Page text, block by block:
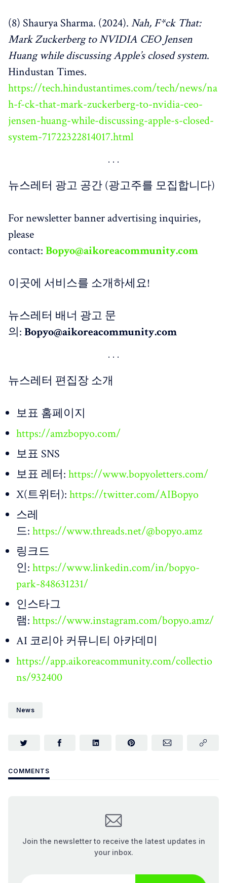
(8) Shaurya Sharma. (2024). Nah, F*ck That:
Mark Zuckerberg to NVIDIA CEO Jensen
Huang while discussing Apple’s closed system.
Hindustan Times.
https://tech.hindustantimes.com/tech/news/na
h-f-ck-that-mark-zuckerberg-to-nvidia-ceo-
jensen-huang-while-discussing-apple-s-closed-
system-71722322814017.html
뉴스레터 광고 공간 (광고주를 모집합니다)
For newsletter banner advertising inquiries,
please
contact: Bopyo@aikoreacommunity.com
이곳에 서비스를 소개하세요!
뉴스레터 배너 광고 문
의: Bopyo@aikoreacommunity.com
뉴스레터 편집장 소개
보표 홈페이지
https://amzbopyo.com/
보표 SNS
보표 레터: https://www.bopyoletters.com/
X(트위터): https://twitter.com/AIBopyo
스레
드: https://www.threads.net/@bopyo.amz
링크드
인: https://www.linkedin.com/in/bopyo-
park-848631231/
인스타그
램: https://www.instagram.com/bopyo.amz/
AI 코리아 커뮤니티 아카데미
https://app.aikoreacommunity.com/collectio
ns/932400
News
COMMENTS
Join the newsletter to receive the latest updates in
your inbox.